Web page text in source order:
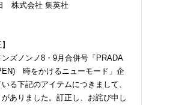
株式会社 集英社
ズノンノ8・9月合併号「PRADA
時をかけるニューモード」企
る下記のアイテムにつきまして、
ありました。訂正し、お詫び申し